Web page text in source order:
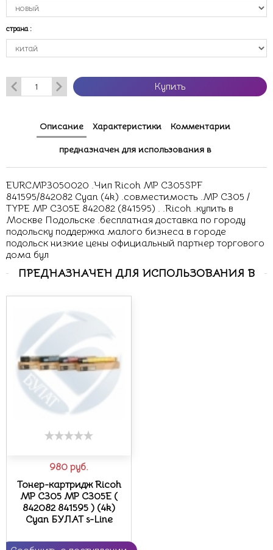
страна :
Купить
Описание Характеристики Комментарии
предназначен для использования в
EURCMP3050020 .Чип Ricoh MP C305SPF
841595/842082 Cyan (4k) .совместимость .MP C305 /
TYPE MP C305E 842082 (841595) . .Ricoh .купить в
Москве Подольске .бесплатная доставка по городу
подольску поддержка малого бизнеса в городе
подольск низкие цены официальный партнер торгового
дома бул
ПРЕДНАЗНАЧЕН ДЛЯ ИСПОЛЬЗОВАНИЯ В
980 руб.
Тонер-картридж Ricoh
MP C305 MP C305E (
842082 841595 ) (4k)
Cyan БУЛАТ s-Line